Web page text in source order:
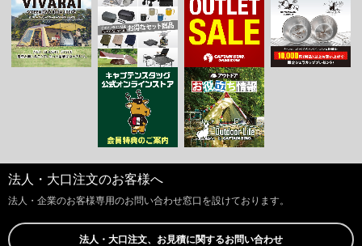
法人・大口注文のお客様へ
法人・企業のお客様専用のお問い合わせ窓口を設けております。
法人・大口注文、お見積に関するお問い合わせ